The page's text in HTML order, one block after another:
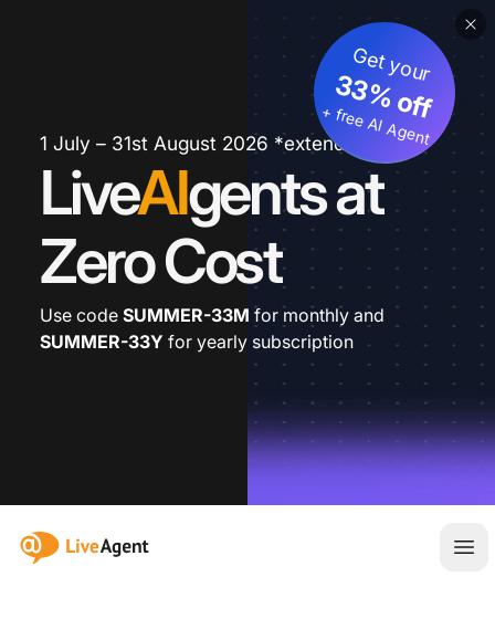
1 July – 31st August 2026 *extended
LiveAIgents at
Zero Cost
Get your
33% off
+ free AI Agent
Use code SUMMER-33M for monthly and
SUMMER-33Y for yearly subscription
:site.title